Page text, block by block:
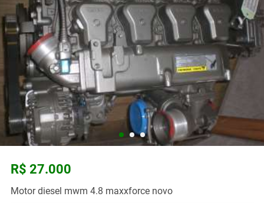
R$ 27.000
Motor diesel mwm 4.8 maxxforce novo